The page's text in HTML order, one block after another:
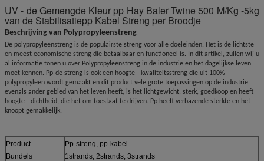
UV - de Gemengde Kleur pp Hay Baler Twine 500 M/Kg -5kg
van de Stabilisatiepp Kabel Streng per Broodje
Beschrijving van Polypropyleenstreng
De polypropyleenstreng is de populairste streng voor alle doeleinden. Het is de lichtste
en meest economische streng die betaalbaar en functioneel is. In dit artikel, zullen wij u
al informatie tonen u over Polypropyleenstreng in de industrie en het dagelijkse leven
moet kennen. Pp-de streng is ook een hoogte - kwaliteitsstreng die uit 100%-
polypropyleen wordt gemaakt en dit product vele grote toepassingen op de industrie
evenals ander gebied van het leven heeft, is het lichtgewicht, sterk, goedkoop en heeft
hoogte - dichtheid, die het om toestaat te drijven. Pp heeft verbazende sterkte en het
knoopt gemakkelijk.
Product
Pp-streng, pp-kabel
Bundels
1strands, 2strands, 3strands